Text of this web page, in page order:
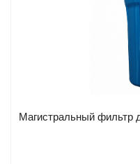
Магистральный фильтр